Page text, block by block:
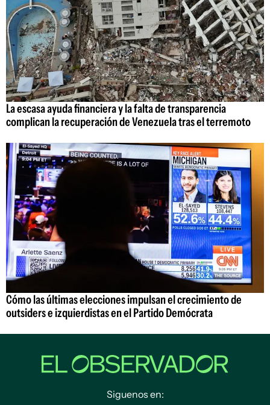
La escasa ayuda financiera y la falta de transparencia
complican la recuperación de Venezuela tras el terremoto
Cómo las últimas elecciones impulsan el crecimiento de
outsiders e izquierdistas en el Partido Demócrata
Siguenos en: